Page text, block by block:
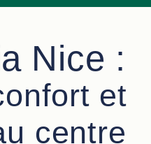
Nice :
et
centre